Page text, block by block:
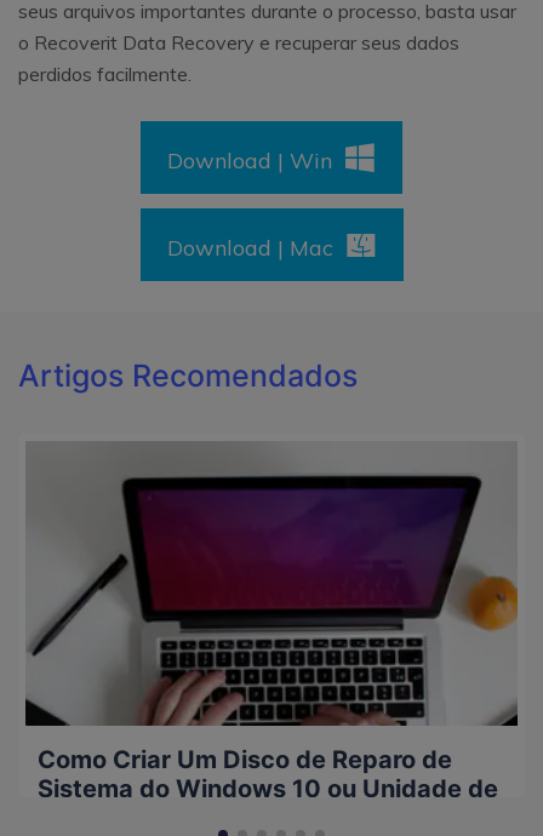
seus arquivos importantes durante o processo, basta usar
o Recoverit Data Recovery e recuperar seus dados
perdidos facilmente.
Download | Win
Download | Mac
Artigos Recomendados
Como Criar Um Disco de Reparo de
Sistema do Windows 10 ou Unidade de